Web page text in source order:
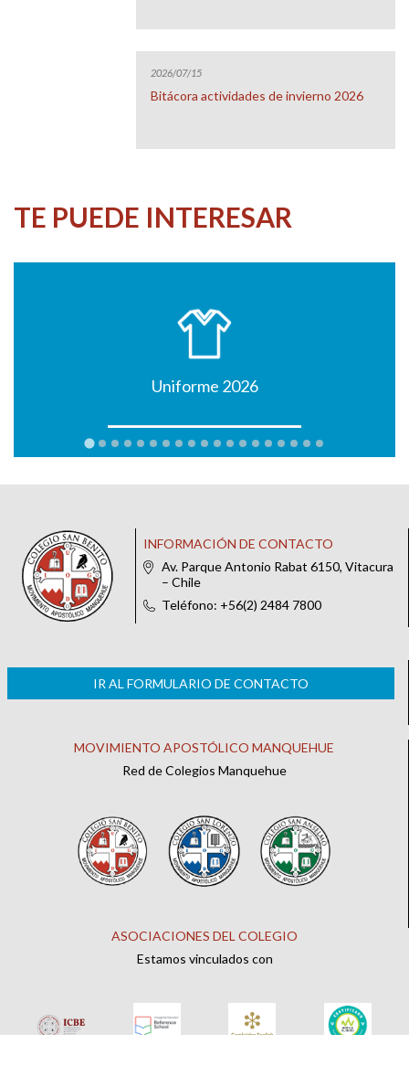
2026/07/15
Bitácora actividades de invierno 2026
TE PUEDE INTERESAR
Uniforme 2026
INFORMACIÓN DE CONTACTO
Av. Parque Antonio Rabat 6150, Vitacura
– Chile
Teléfono: +56(2) 2484 7800
IR AL FORMULARIO DE CONTACTO
MOVIMIENTO APOSTÓLICO MANQUEHUE
Red de Colegios Manquehue
ASOCIACIONES DEL COLEGIO
Estamos vinculados con